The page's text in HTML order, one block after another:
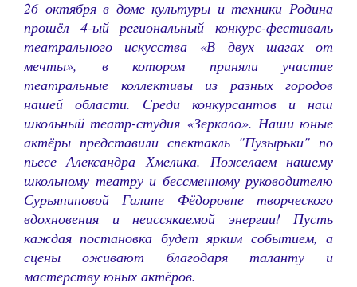
26 октября в доме культуры и техники Родина
прошёл 4-ый региональный конкурс-фестиваль
театрального искусства «В двух шагах от
мечты», в котором приняли участие
театральные коллективы из разных городов
нашей области. Среди конкурсантов и наш
школьный театр-студия «Зеркало». Наши юные
актёры представили спектакль "Пузырьки" по
пьесе Александра Хмелика. Пожелаем нашему
школьному театру и бессменному руководителю
Сурьяниновой Галине Фёдоровне творческого
вдохновения и неиссякаемой энергии! Пусть
каждая постановка будет ярким событием, а
сцены оживают благодаря таланту и
мастерству юных актёров.